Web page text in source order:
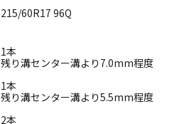
215/60R17 96Q
1本
残り溝センター溝より7.0mm程度
1本
残り溝センター溝より5.5mm程度
2本